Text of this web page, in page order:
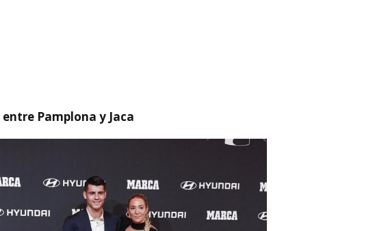
Pamplona y Jaca